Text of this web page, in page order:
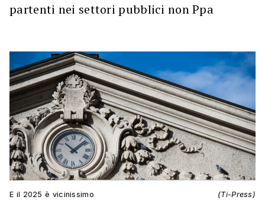
partenti nei settori pubblici non Ppa
E il 2025 è vicinissimo (Ti-Press)